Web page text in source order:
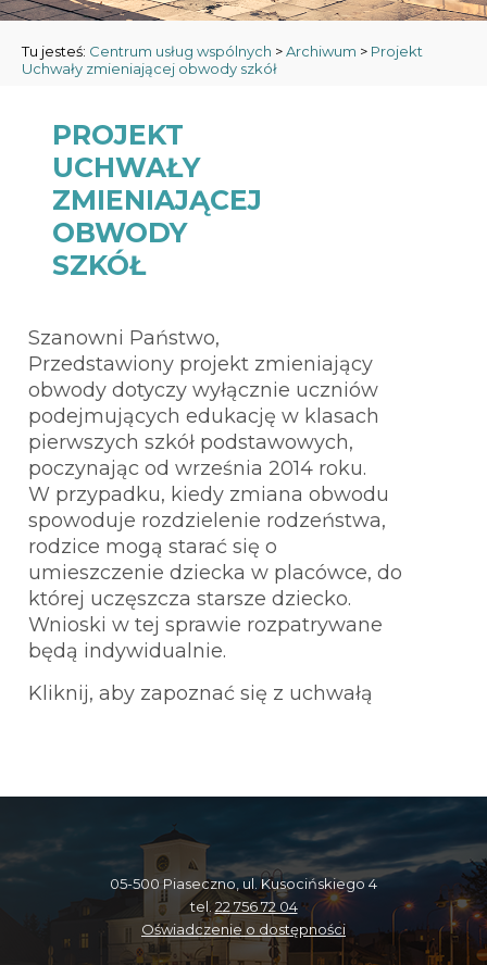
Tu jesteś: Centrum usług wspólnych >Archiwum > Projekt
Uchwały zmieniającej obwody szkół
PROJEKT
UCHWAŁY
ZMIENIAJĄCEJ
OBWODY
SZKÓŁ
Szanowni Państwo,
Przedstawiony projekt zmieniający
obwody dotyczy wyłącznie uczniów
podejmujących edukację w klasach
pierwszych szkół podstawowych,
poczynając od września 2014 roku.
W przypadku, kiedy zmiana obwodu
spowoduje rozdzielenie rodzeństwa,
rodzice mogą starać się o
umieszczenie dziecka w placówce, do
której uczęszcza starsze dziecko.
Wnioski w tej sprawie rozpatrywane
będą indywidualnie.
Kliknij, aby zapoznać się z uchwałą
05-500 Piaseczno, ul. Kusocińskiego 4
tel. 22 756 72 04
Oświadczenie o dostępności